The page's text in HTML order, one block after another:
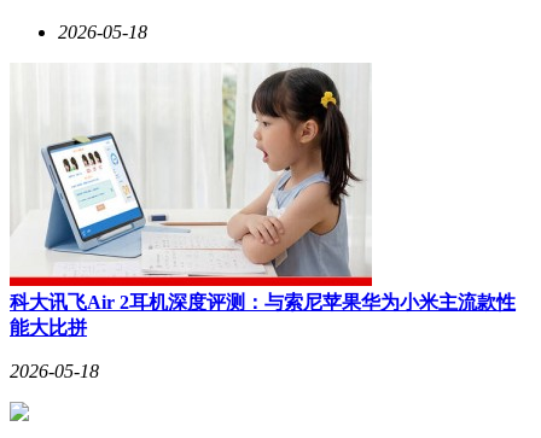
2026-05-18
科大讯飞Air 2耳机深度评测：与索尼苹果华为小米主流款性
能大比拼
2026-05-18